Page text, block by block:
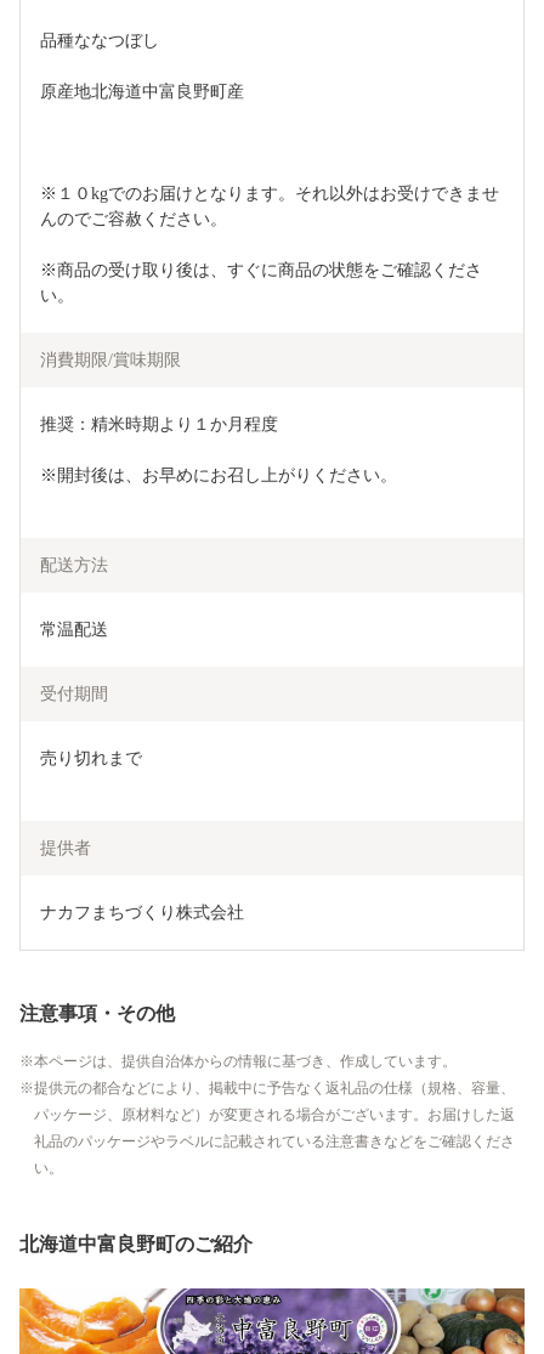
品種ななつぼし
原産地北海道中富良野町産
※１０kgでのお届けとなります。それ以外はお受けできませ
んのでご容赦ください。
※商品の受け取り後は、すぐに商品の状態をご確認くださ
い。
消費期限/賞味期限
推奨：精米時期より１か月程度
※開封後は、お早めにお召し上がりください。
配送方法
常温配送
受付期間
売り切れまで
提供者
ナカフまちづくり株式会社
注意事項・その他
本ページは、提供自治体からの情報に基づき、作成しています。
提供元の都合などにより、掲載中に予告なく返礼品の仕様（規格、容量、
パッケージ、原材料など）が変更される場合がございます。お届けした返
礼品のパッケージやラベルに記載されている注意書きなどをご確認くださ
い。
北海道中富良野町のご紹介